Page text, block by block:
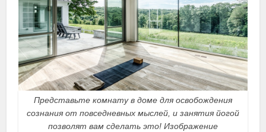
Представьте комнату в доме для освобождения
сознания от повседневных мыслей, и занятия йогой
позволят вам сделать это! Изображение